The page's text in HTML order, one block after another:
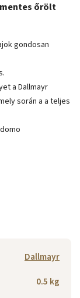
őrölt
gondosan
a Dallmayr
során a a teljes
Dallmayr
0.5 kg